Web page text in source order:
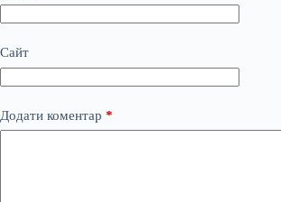
Сайт
Додати коментар *